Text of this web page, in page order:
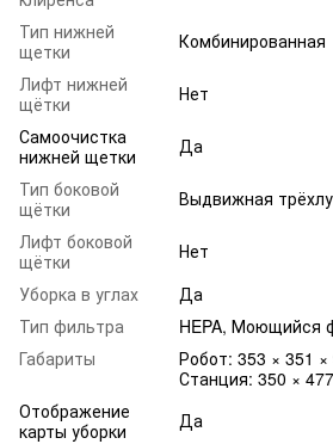
Тип нижней
щетки
Комбинированная
Лифт нижней
щётки
Нет
Самоочистка
нижней щетки
Да
Тип боковой
щётки
Выдвижная
Лифт боковой
щётки
Нет
Уборка в углах
Да
Тип фильтра
HEPA, Моющийся
Габариты
Робот: 353 × 351
Станция: 350 ×
Отображение
карты уборки
Да